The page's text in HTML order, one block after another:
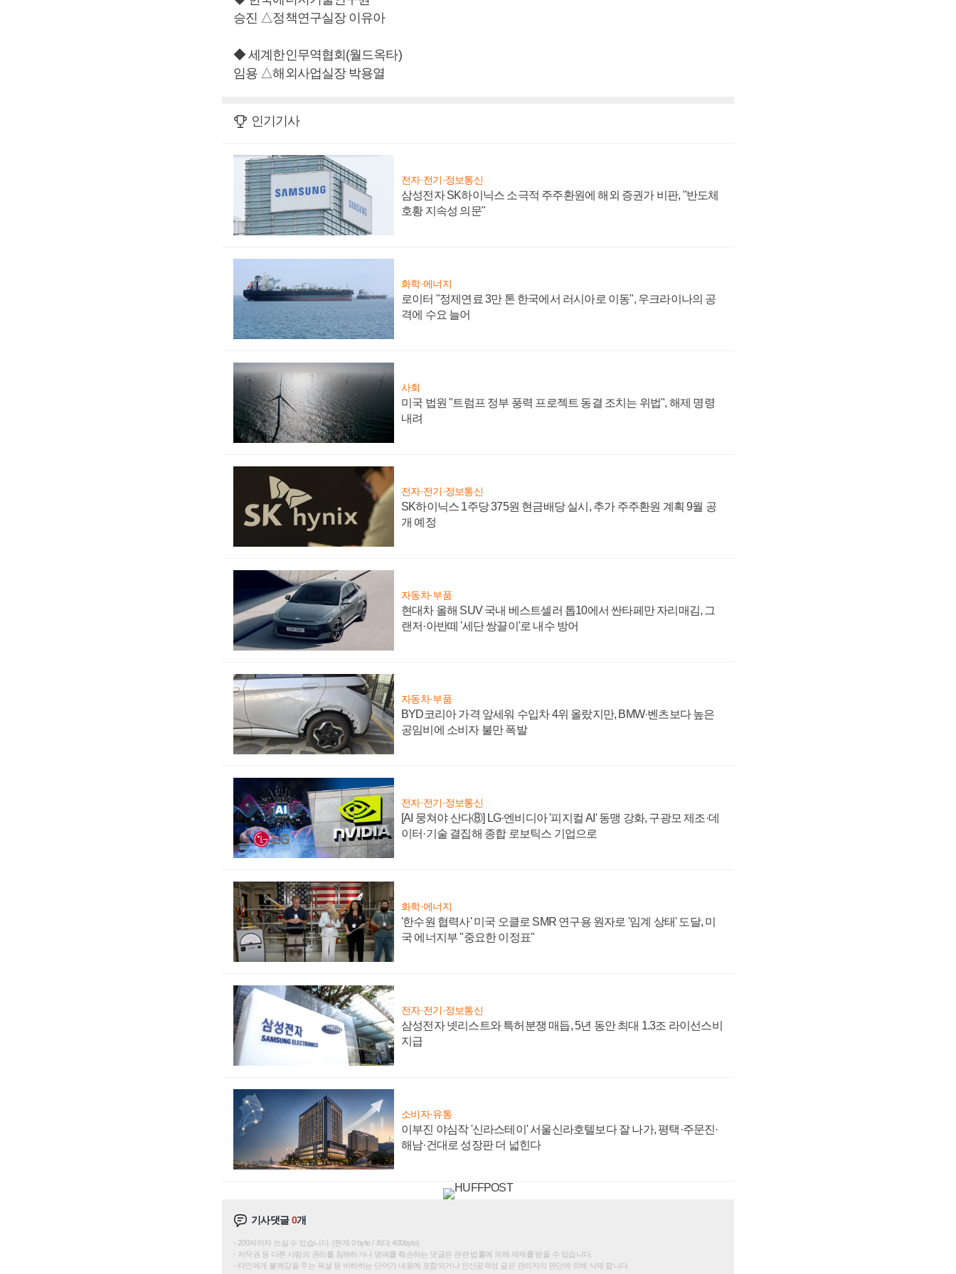
승진 △정책연구실장 이유아
◆ 세계한인무역협회(월드옥타)
임용 △해외사업실장 박용열
인기기사
전자·전기·정보통신
삼성전자 SK하이닉스 소극적 주주환원에 해외 증권가 비판, "반도체
호황 지속성 의문"
화학·에너지
로이터 "정제연료 3만 톤 한국에서 러시아로 이동", 우크라이나의 공
격에 수요 늘어
사회
미국 법원 "트럼프 정부 풍력 프로젝트 동결 조치는 위법", 해제 명령
내려
전자·전기·정보통신
SK하이닉스 1주당 375원 현금배당 실시, 추가 주주환원 계획 9월 공
개 예정
자동차·부품
현대차 올해 SUV 국내 베스트셀러 톱10에서 싼타페만 자리매김, 그
랜저·아반떼 '세단 쌍끌이'로 내수 방어
자동차·부품
BYD코리아 가격 앞세워 수입차 4위 올랐지만, BMW·벤츠보다 높은
공임비에 소비자 불만 폭발
전자·전기·정보통신
[AI 뭉쳐야 산다⑧] LG·엔비디아 '피지컬 AI' 동맹 강화, 구광모 제조·데
이터·기술 결집해 종합 로보틱스 기업으로
화학·에너지
'한수원 협력사' 미국 오클로 SMR 연구용 원자로 '임계 상태' 도달, 미
국 에너지부 "중요한 이정표"
전자·전기·정보통신
삼성전자 넷리스트와 특허분쟁 매듭, 5년 동안 최대 1.3조 라이선스비
지급
소비자·유통
이부진 야심작 '신라스테이' 서울신라호텔보다 잘 나가, 평택·주문진·
해남·건대로 성장판 더 넓힌다
기사댓글0개
200자까지 쓰실 수 있습니다. (현재 0 byte / 최대 400byte)
저작권 등 다른 사람의 권리를 침해하거나 명예를 훼손하는 댓글은 관련 법률에 의해 제재를 받을 수 있습니다.
타인에게 불쾌감을 주는 욕설 등 비하하는 단어가 내용에 포함되거나 인신공격성 글은 관리자의 판단에 의해 삭제 합니다.